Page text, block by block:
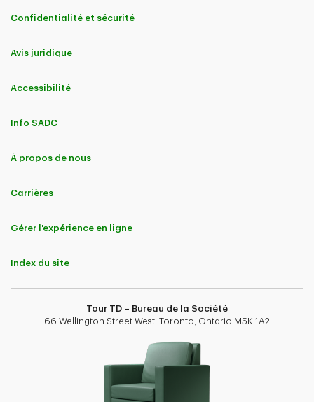
Confidentialité et sécurité
Avis juridique
Accessibilité
Info SADC
À propos de nous
Carrières
Gérer l'expérience en ligne
Index du site
Tour TD – Bureau de la Société
66 Wellington Street West, Toronto, Ontario M5K 1A2